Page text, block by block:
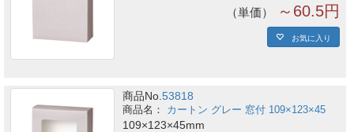
単価 ～60.5円
お気に入り
商品No.53818
カートン グレー 窓付 109×123×45
109×123×45mm